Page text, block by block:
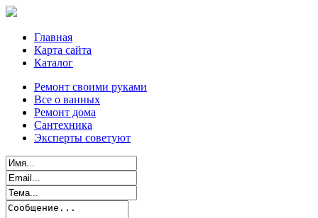
Главная
Карта сайта
Каталог
Ремонт своими руками
Все о ванных
Ремонт дома
Сантехника
Эксперты советуют